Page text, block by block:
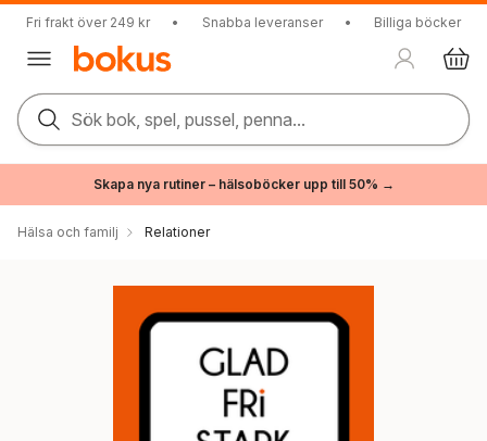
Fri frakt över 249 kr • Snabba leveranser • Billiga böcker
Sök bok, spel, pussel, penna...
Skapa nya rutiner – hälsoböcker upp till 50% →
Hälsa och familj Relationer